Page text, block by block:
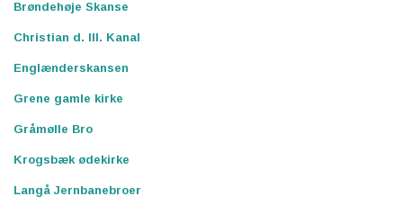
Brøndehøje Skanse
Christian d. III. Kanal
Englænderskansen
Grene gamle kirke
Gråmølle Bro
Krogsbæk ødekirke
Langå Jernbanebroer